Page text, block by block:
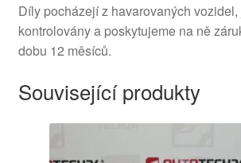
Díly pocházejí z havarovaných
kontrolovány a poskytujeme na ně
dobu 12 měsíců.
Související produkty